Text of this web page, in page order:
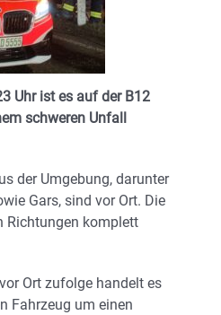
Uhr ist es auf der B12
schweren Unfall
der Umgebung, darunter
Gars, sind vor Ort. Die
Richtungen komplett
Ort zufolge handelt es
Fahrzeug um einen